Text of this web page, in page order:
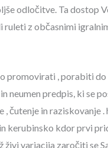
odločitve. Ta
z občasnimi
, porabiti
neumen predpis, ki se
čutenje in
kerubinsko kdor prvi
živi variacija zaročiti